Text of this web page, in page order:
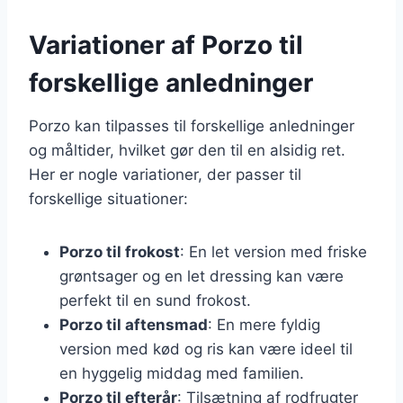
Variationer af Porzo til
forskellige anledninger
Porzo kan tilpasses til forskellige anledninger
og måltider, hvilket gør den til en alsidig ret.
Her er nogle variationer, der passer til
forskellige situationer:
Porzo til frokost: En let version med friske
grøntsager og en let dressing kan være
perfekt til en sund frokost.
Porzo til aftensmad: En mere fyldig
version med kød og ris kan være ideel til
en hyggelig middag med familien.
Porzo til efterår: Tilsætning af rodfrugter